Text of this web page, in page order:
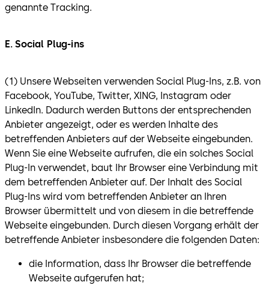
genannte Tracking.
E. Social Plug-ins
(1) Unsere Webseiten verwenden Social Plug-Ins, z.B. von
Facebook, YouTube, Twitter, XING, Instagram oder
LinkedIn. Dadurch werden Buttons der entsprechenden
Anbieter angezeigt, oder es werden Inhalte des
betreffenden Anbieters auf der Webseite eingebunden.
Wenn Sie eine Webseite aufrufen, die ein solches Social
Plug-In verwendet, baut Ihr Browser eine Verbindung mit
dem betreffenden Anbieter auf. Der Inhalt des Social
Plug-Ins wird vom betreffenden Anbieter an Ihren
Browser übermittelt und von diesem in die betreffende
Webseite eingebunden. Durch diesen Vorgang erhält der
betreffende Anbieter insbesondere die folgenden Daten:
die Information, dass Ihr Browser die betreffende
Webseite aufgerufen hat;